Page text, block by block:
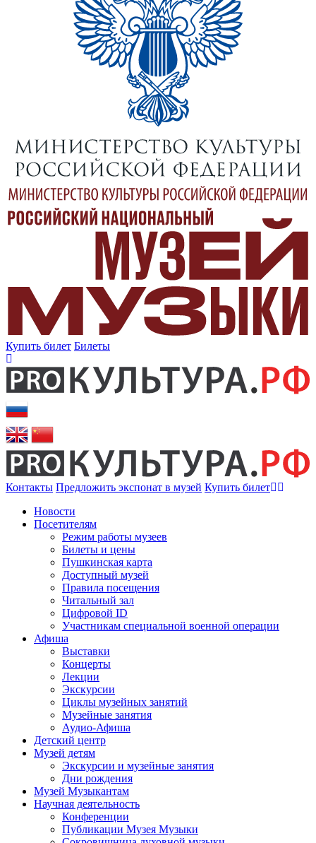
Купить билет Билеты
Контакты Предложить экспонат в музей Купить билет
Новости
Посетителям
Режим работы музеев
Билеты и цены
Пушкинская карта
Доступный музей
Правила посещения
Читальный зал
Цифровой ID
Участникам специальной военной операции
Афиша
Выставки
Концерты
Лекции
Экскурсии
Циклы музейных занятий
Музейные занятия
Аудио-Афиша
Детский центр
Музей детям
Экскурсии и музейные занятия
Дни рождения
Музей Музыкантам
Научная деятельность
Конференции
Публикации Музея Музыки